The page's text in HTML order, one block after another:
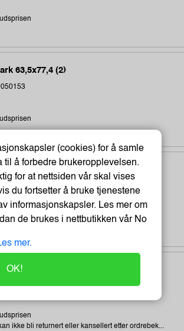
63,5x77,4 (2)
Ø76Mm (350 stk)
002
roll 101,6 mm wide, 32,2 meter length
ikke bli returnert eller kansellert etter ordrebek...
(cookies) for å samle
til å forbedre brukeropplevelsen.
for at nettsiden vår skal vises
du fortsetter å bruke tjenestene
informasjonskapsler. Les mer om
de brukes i nettbutikken vårNo
mer.
OK!